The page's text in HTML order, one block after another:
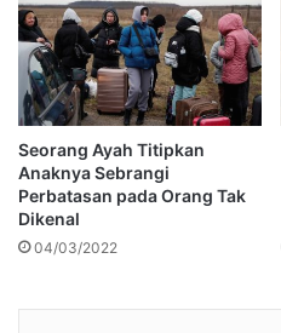
Seorang Ayah Titipkan
Anaknya Sebrangi
Perbatasan pada Orang Tak
Dikenal
04/03/2022